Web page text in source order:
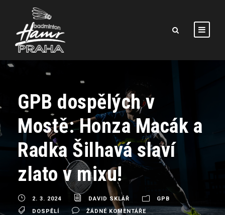
GPB dospělých v
Mostě: Honza Macák a
Radka Šilhavá slaví
zlato v mixu!
2. 3. 2024 DAVID SKLÁŘ
GPB
DOSPĚLÍ
ŽÁDNÉ KOMENTÁŘE